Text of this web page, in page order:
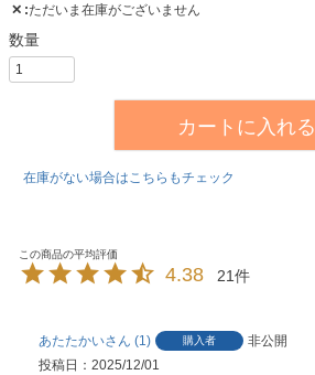
✕ ただいま在庫がございません
カートに入れる
在庫がない場合はこちらもチェック
4.38 21
あたたかい 1 購入者
非公開
投稿日
2025/12/01